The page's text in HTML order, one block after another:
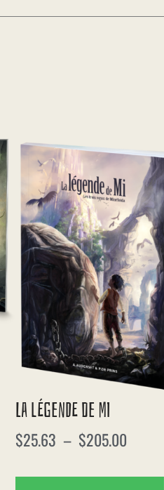
La Légende De Mi
$25.63 – $205.00